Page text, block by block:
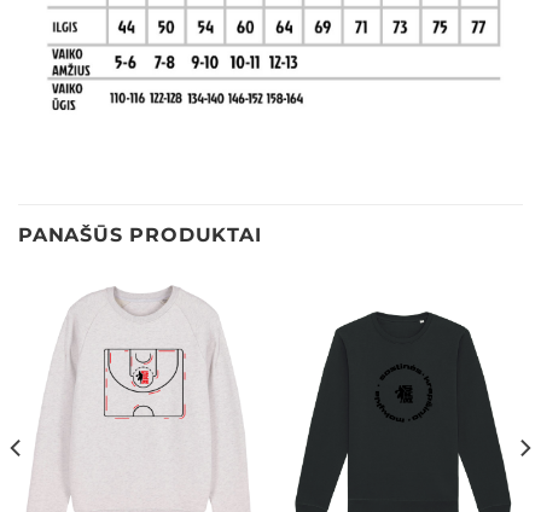
PANAŠŪS PRODUKTAI